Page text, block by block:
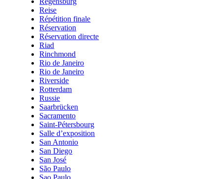
Reise
Répétition finale
Réservation
Réservation directe
Riad
Rinchmond
Rio de Janeiro
Rio de Janeiro
Riverside
Rotterdam
Russie
Saarbrücken
Sacramento
Saint-Pétersbourg
Salle d’exposition
San Antonio
San Diego
San José
São Paulo
Sao Paulo